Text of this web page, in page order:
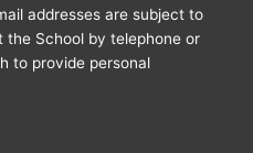
addresses are subject to
School by telephone or
to provide personal